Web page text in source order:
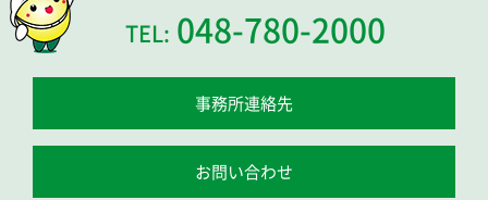
TEL: 048-780-2000
事務所連絡先
お問い合わせ